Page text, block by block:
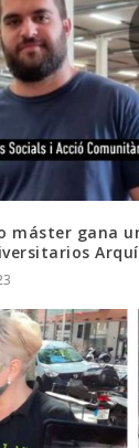
máster gana